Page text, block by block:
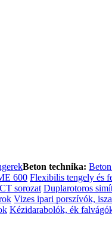
Beton technika:
600 Flexibilis tengely és
CT sorozat Duplarotoros
Vizes ipari porszívók,
Kézidarabolók, ék